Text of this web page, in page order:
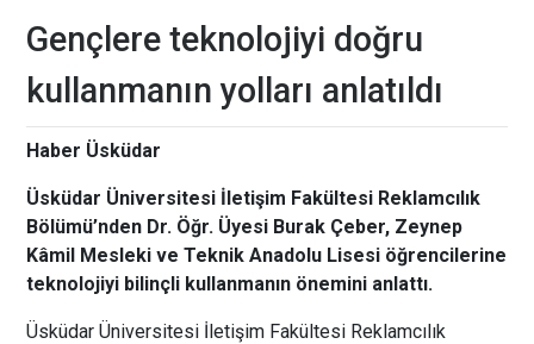
Gençlere teknolojiyi doğru
kullanmanın yolları anlatıldı
Haber Üsküdar
Üsküdar Üniversitesi İletişim Fakültesi Reklamcılık
Bölümü’nden Dr. Öğr. Üyesi Burak Çeber, Zeynep
Kâmil Mesleki ve Teknik Anadolu Lisesi öğrencilerine
teknolojiyi bilinçli kullanmanın önemini anlattı.
Üsküdar Üniversitesi İletişim Fakültesi Reklamcılık